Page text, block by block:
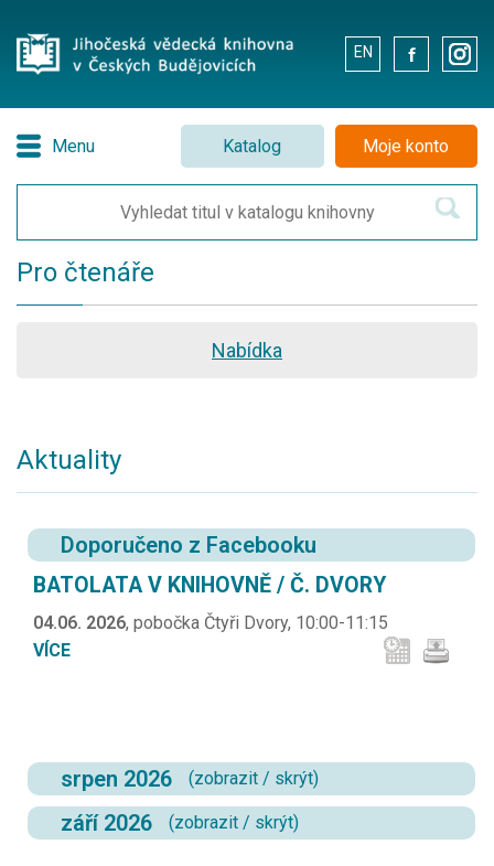
EN . .
Menu Katalog Moje konto
Pro čtenáře
Nabídka
Aktuality
Doporučeno z Facebooku
BATOLATA V KNIHOVNĚ / Č. DVORY
04.06. 2026, pobočka Čtyři Dvory, 10:00-11:15
VÍCE
srpen 2026 (zobrazit / skrýt)
září 2026 (zobrazit / skrýt)